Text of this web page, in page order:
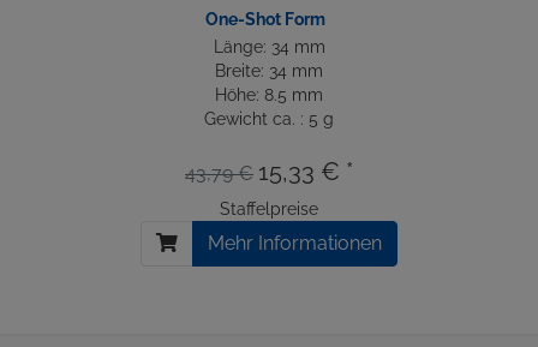
One-Shot Form
Länge: 34 mm
Breite: 34 mm
Höhe: 8.5 mm
Gewicht ca. : 5 g
43,79 € 15,33 € *
Staffelpreise
Mehr Informationen